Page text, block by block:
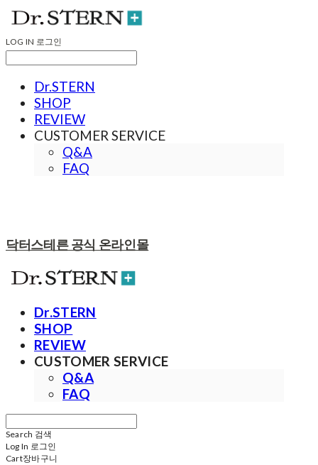
LOG IN 로그인
Dr.STERN
SHOP
REVIEW
CUSTOMER SERVICE
Q&A
FAQ
닥터스테른 공식 온라인몰
Dr.STERN
SHOP
REVIEW
CUSTOMER SERVICE
Q&A
FAQ
Search 검색
Log In 로그인
Cart장바구니